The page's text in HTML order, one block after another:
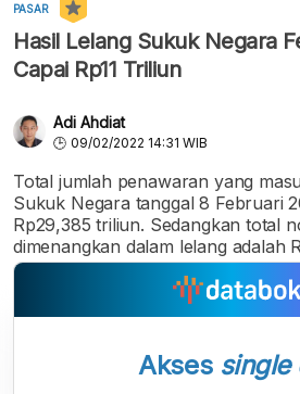
PASAR
Hasil Lelang Sukuk Negara
Capai Rp11 Triliun
Adi Ahdiat
09/02/2022 14:31 WIB
Total jumlah penawaran yang
Sukuk Negara tanggal 8 Februari
Rp29,385 triliun. Sedangkan total
dimenangkan dalam lelang adalah
Akses single